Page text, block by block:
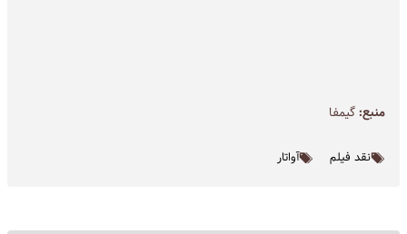
منبع:گیمفا
نقد فیلم آواتار